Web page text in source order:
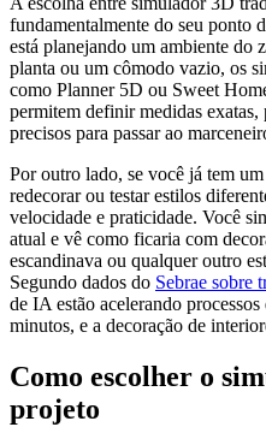
fundamentalmente do seu ponto
está planejando um ambiente do
planta ou um cômodo vazio, os
como Planner 5D ou Sweet
permitem definir medidas
precisos para passar ao
Por outro lado, se você já tem
redecorar ou testar estilos
velocidade e praticidade. Você
atual e vê como ficaria com
escandinava ou qualquer outro
Segundo dados do Sebrae sobre
de IA estão acelerando
minutos, e a decoração de
Como escolher o
projeto